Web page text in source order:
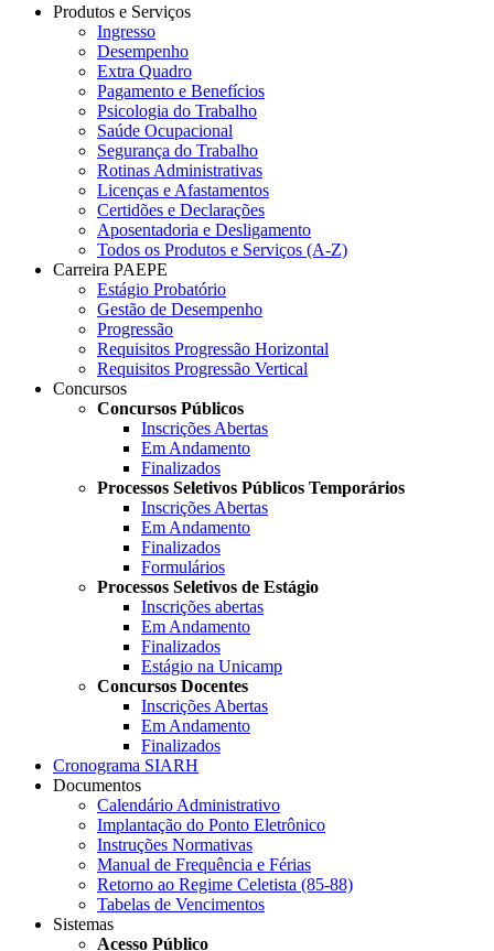
Produtos e Serviços
Ingresso
Desempenho
Extra Quadro
Pagamento e Benefícios
Psicologia do Trabalho
Saúde Ocupacional
Segurança do Trabalho
Rotinas Administrativas
Licenças e Afastamentos
Certidões e Declarações
Aposentadoria e Desligamento
Todos os Produtos e Serviços (A-Z)
Carreira PAEPE
Estágio Probatório
Gestão de Desempenho
Progressão
Requisitos Progressão Horizontal
Requisitos Progressão Vertical
Concursos
Concursos Públicos
Inscrições Abertas
Em Andamento
Finalizados
Processos Seletivos Públicos Temporários
Inscrições Abertas
Em Andamento
Finalizados
Formulários
Processos Seletivos de Estágio
Inscrições abertas
Em Andamento
Finalizados
Estágio na Unicamp
Concursos Docentes
Inscrições Abertas
Em Andamento
Finalizados
Cronograma SIARH
Documentos
Calendário Administrativo
Implantação do Ponto Eletrônico
Instruções Normativas
Manual de Frequência e Férias
Retorno ao Regime Celetista (85-88)
Tabelas de Vencimentos
Sistemas
Acesso Público